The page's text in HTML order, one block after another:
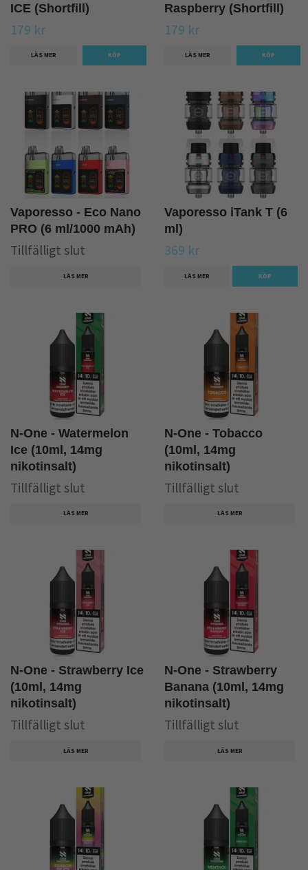
ICE (Shortfill)
179 kr
LÄS MER
Raspberry (Shortfill)
179 kr
LÄS MER
Vaporesso - Eco Nano
PRO (6 ml/1000 mAh)
Tillfälligt slut
LÄS MER
Vaporesso iTank T (6
ml)
369 kr
LÄS MER KÖP
N-One - Watermelon
Ice (10ml, 14mg
nikotinsalt)
Tillfälligt slut
LÄS MER
N-One - Tobacco
(10ml, 14mg
nikotinsalt)
Tillfälligt slut
LÄS MER
N-One - Strawberry Ice
(10ml, 14mg
nikotinsalt)
Tillfälligt slut
LÄS MER
N-One - Strawberry
Banana (10ml, 14mg
nikotinsalt)
Tillfälligt slut
LÄS MER